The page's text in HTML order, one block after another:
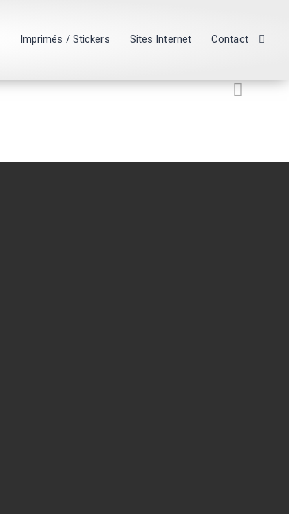
Imprimés / Stickers Sites Internet Contact